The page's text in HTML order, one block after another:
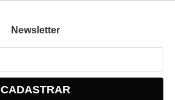
Newsletter
CADASTRAR